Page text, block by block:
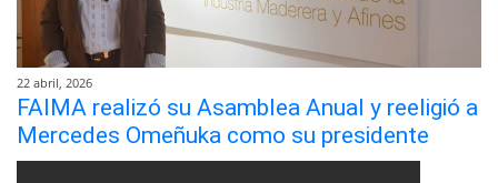
22 abril, 2026
FAIMA realizó su Asamblea Anual y reeligió a
Mercedes Omeñuka como su presidente